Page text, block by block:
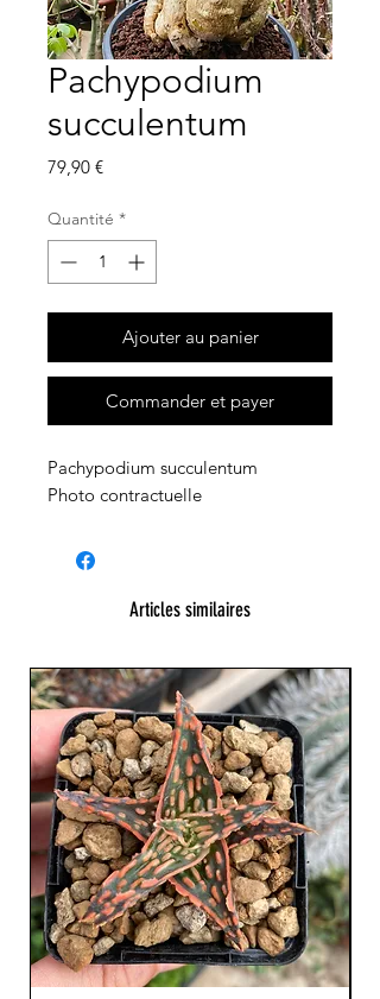
Pachypodium
succulentum
79,90 €Prix
Quantité *
Ajouter au panier
Commander et payer
Pachypodium succulentum
Photo contractuelle
Articles similaires